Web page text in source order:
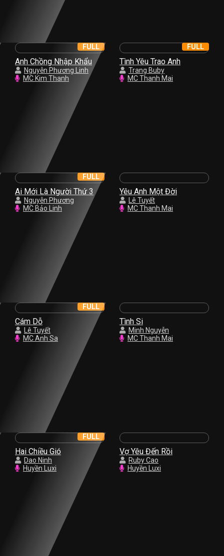
Anh Chồng Nhập Khẩu
Nguyễn Phương Linh
MC Kim Thanh
FULL
Tình Yêu Trao Anh
Trang Buby
MC Thanh Mai
FULL
Ai Mới Là Người Thứ 3
Nguyễn Phương
MC Bảo Linh
FULL
Yêu Anh Một Đời
Lê Tuyết
MC Thanh Mai
Cám Dỗ
Lê Tuyết
MC Anh Sa
FULL
Tình Si
Minh Nguyễn
MC Thanh Mai
Hai Chiều Gió
Dao Ninh
Huyền Luxi
FULL
Vợ Yêu Đến Rồi
Ruby Cao
Huyền Luxi